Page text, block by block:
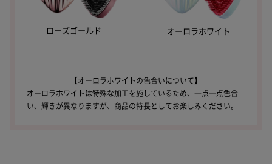
ローズゴールド オーロラホワイト
【オーロラホワイトの色合いについて】
オーロラホワイトは特殊な加工を施しているため、一点一点色合
い、輝きが異なりますが、商品の特長としてお楽しみください。